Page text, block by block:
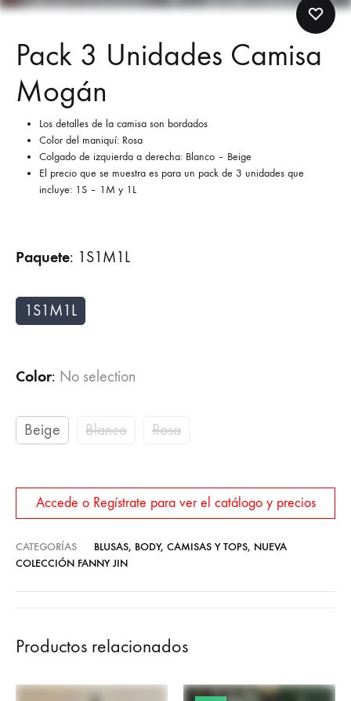
Pack 3 Unidades Camisa
Mogán
Los detalles de la camisa son bordados
Color del maniquí: Rosa
Colgado de izquierda a derecha: Blanco – Beige
El precio que se muestra es para un pack de 3 unidades que
incluye: 1S – 1M y 1L
Paquete: 1S1M1L
1S1M1L
Color: No selection
Beige Blanco Rosa
Accede o Regístrate para ver el catálogo y precios
CATEGORÍAS BLUSAS, BODY, CAMISAS Y TOPS, NUEVA
COLECCIÓN FANNY JIN
Productos relacionados